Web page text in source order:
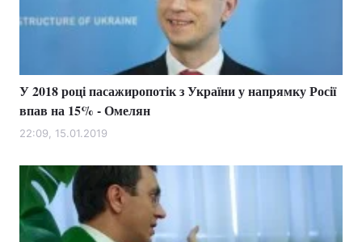
У 2018 році пасажиропотік з України у напрямку Росії
впав на 15% - Омелян
22:09, 15.01.2019